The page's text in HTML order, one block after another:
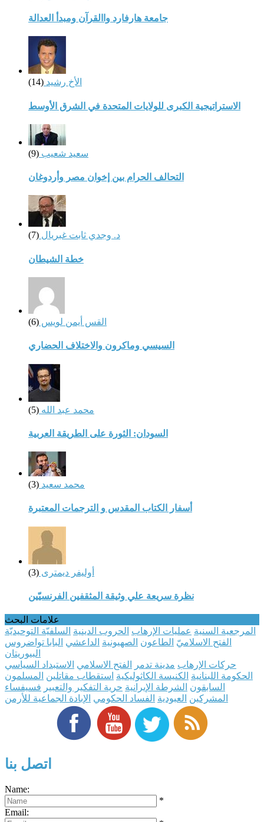
جامعة هارفارد واالقرآن ومبدأ العدالة
الأخ رشيد (14)
الاستراتيجية الكبرى للولايات المتحدة في الشرق الأوسط
سعيد شعيب (9)
التحالف الحرام بين إخوان مصر وأردوغان
د. وجدي ثابت غبريال (7)
خطة الشيطان
القس أيمن لويس (6)
السيسي وماكرون والاختلاف الحضاري
محمد عبد الله (5)
السودان: الثورة على الطريقة العربية
محمد سعيد (3)
أسفار الكتاب المقدس و الترجمات المعتبرة
أوليفر ديمترى (3)
نظرة سريعة علي وثيقة المثقفين الفرنسيّين
علامات البحث
المرجعية السنية عمليات الإرهاب الحروب الدينية السلفيّة التوحيديّة
الفتح الاسلاميّ الطاعون الصهيونية الداعشي البابا تواضروس
البيوريتان
حركات الإرهاب مدينة تدمر الفتح الاسلامي الاستبداد السياسي
الحكومة اللبنانية الكنيسة الكاثوليكية استقطاب مقاتلين المسلمون
السابقون الشرطة الإيرانية حرية التفكير والتعبير فسيفساء
المشركين العبودية الفساد الحكومي الإبادة الجماعية للأرمن
اتصل بنا
Name:
*
Email: